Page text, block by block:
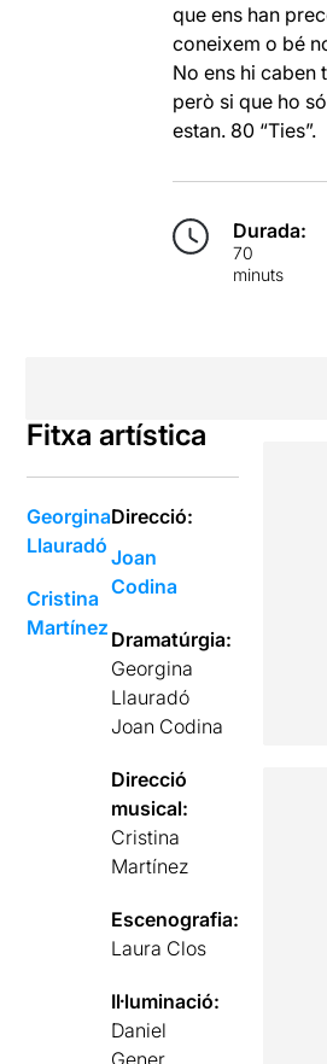
que ens han
coneixem o bé
No ens hi caben
però si que ho
estan. 80 “Ties”.
Durada:
70
minuts
Fitxa artística
Georgina
Llauradó
Cristina
Martínez
Direcció:
Joan
Codina
Dramatúrgia:
Georgina
Llauradó
Joan Codina
Direcció
musical:
Cristina
Martínez
Escenografia:
Laura Clos
Il·luminació:
Daniel
Gener